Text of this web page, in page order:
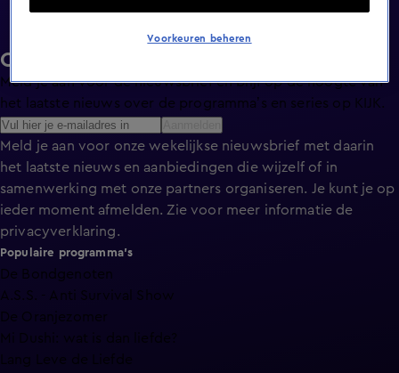
Ontvang de KIJK-nieuwsbrief
Meld je aan voor de nieuwsbrief en blijf op de hoogte van
het laatste nieuws over de programma’s en series op KIJK.
Meld je aan voor onze wekelijkse nieuwsbrief met daarin
het laatste nieuws en aanbiedingen die wijzelf of in
samenwerking met onze partners organiseren. Je kunt je op
ieder moment afmelden. Zie voor meer informatie de
privacyverklaring.
Populaire programma's
De Bondgenoten
A.S.S. - Anti Survival Show
De Oranjezomer
Mi Dushi: wat is dan liefde?
Lang Leve de Liefde
Voorkeuren beheren